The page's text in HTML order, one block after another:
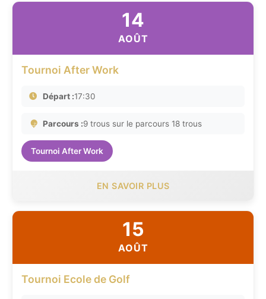
14
AOÛT
Tournoi After Work
Départ :17:30
Parcours :9 trous sur le parcours 18 trous
Tournoi After Work
EN SAVOIR PLUS
15
AOÛT
Tournoi Ecole de Golf